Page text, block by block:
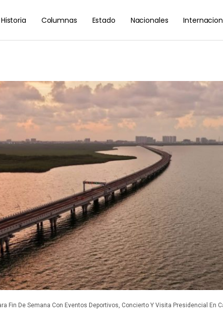
Historia Columnas Estado Nacionales
Fin De Semana Con Eventos Deportivos, Concierto Y Visita Presidencial En